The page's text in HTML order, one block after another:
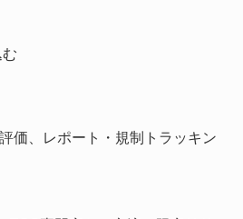
価、レポート・規制トラッキン